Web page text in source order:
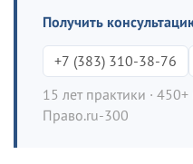
Получить
+7 (383) 310-38-76
15 лет практики ·
Право.ru-300